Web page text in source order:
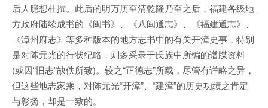
后人臆想杜撰。此后的明万历至清乾隆乃至之后，福建各级地
方政府陆续成书的《闽书》、《八闽通志》、《福建通志》、
《漳州府志》等多种版本的地方志书中的有关开漳史事，特别
是对陈元光的行状纪略，则多采录于氏族中所编的谱牒资料
(或因“旧志”缺佚所致)。较之“正德志”所载，尽管有详略之异，
但这些地志家乘，对陈元光“开漳”、“建漳”的历史功绩之肯定
与彰扬，却是一致的。